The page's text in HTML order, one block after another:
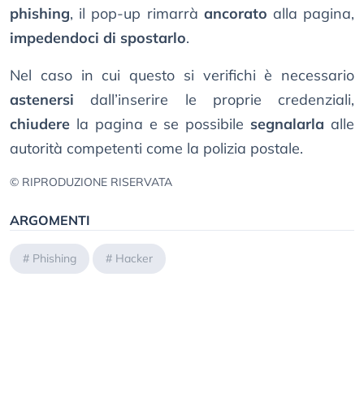
phishing, il pop-up rimarrà ancorato alla pagina,
impedendoci di spostarlo.
Nel caso in cui questo si verifichi è necessario
astenersi dall’inserire le proprie credenziali,
chiudere la pagina e se possibile segnalarla alle
autorità competenti come la polizia postale.
© RIPRODUZIONE RISERVATA
ARGOMENTI
# Phishing # Hacker